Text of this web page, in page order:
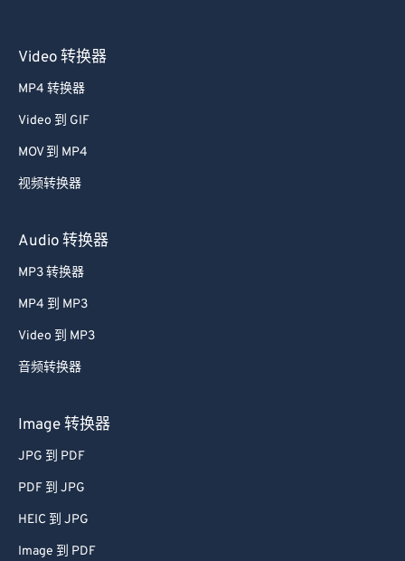
Video 转换器
MP4 转换器
Video 到 GIF
MOV 到 MP4
视频转换器
Audio 转换器
MP3 转换器
MP4 到 MP3
Video 到 MP3
音频转换器
Image 转换器
JPG 到 PDF
PDF 到 JPG
HEIC 到 JPG
Image 到 PDF